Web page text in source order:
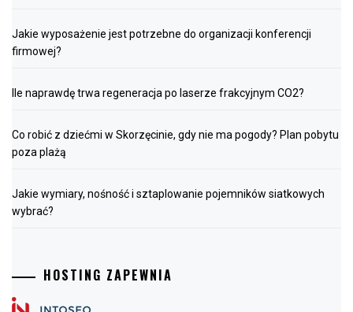
Jakie wyposażenie jest potrzebne do organizacji konferencji
firmowej?
Ile naprawdę trwa regeneracja po laserze frakcyjnym CO2?
Co robić z dziećmi w Skorzęcinie, gdy nie ma pogody? Plan pobytu
poza plażą
Jakie wymiary, nośność i sztaplowanie pojemników siatkowych
wybrać?
HOSTING ZAPEWNIA